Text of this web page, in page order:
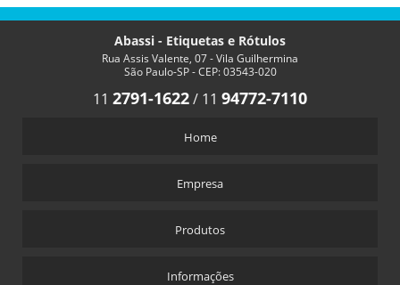
Abassi - Etiquetas e Rótulos
Rua Assis Valente, 07 - Vila Guilhermina
São Paulo-SP - CEP: 03543-020
11 2791-1622/ 11 94772-7110
Home
Empresa
Produtos
Informações